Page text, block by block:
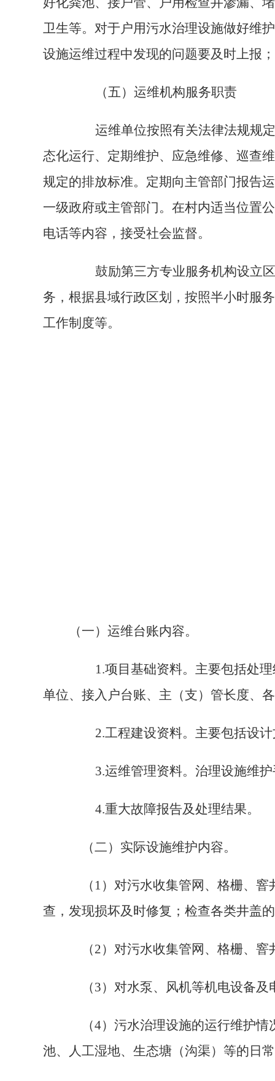
卫生等。对于户用污水治理设施做好维
设施运维过程中发现的问题要及时上报
（五）运维机构服务职责
运维单位按照有关法律法规规定
态化运行、定期维护、应急维修、巡查
规定的排放标准。定期向主管部门报告
一级政府或主管部门。在村内适当位置
电话等内容，接受社会监督。
鼓励第三方专业服务机构设立区
务，根据县域行政区划，按照半小时服
工作制度等。
（一）运维台账内容。
1.项目基础资料。主要包括处
单位、接入户台账、主（支）管长度、
2.工程建设资料。主要包括设
3.运维管理资料。治理设施维
4.重大故障报告及处理结果。
（二）实际设施维护内容。
（ 1） 对污水收集管网、格栅、
查，发现损坏及时修复；检查各类井盖
（2） 对污水收集管网、格栅、
（3） 对水泵、风机等机电设备
（4） 污水治理设施的运行维护
池、人工湿地、生态塘（沟渠）等的日